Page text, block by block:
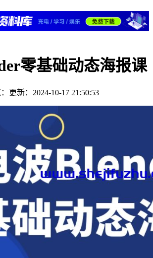
零基础动态海报课
更新：2024-10-17 21:50:53